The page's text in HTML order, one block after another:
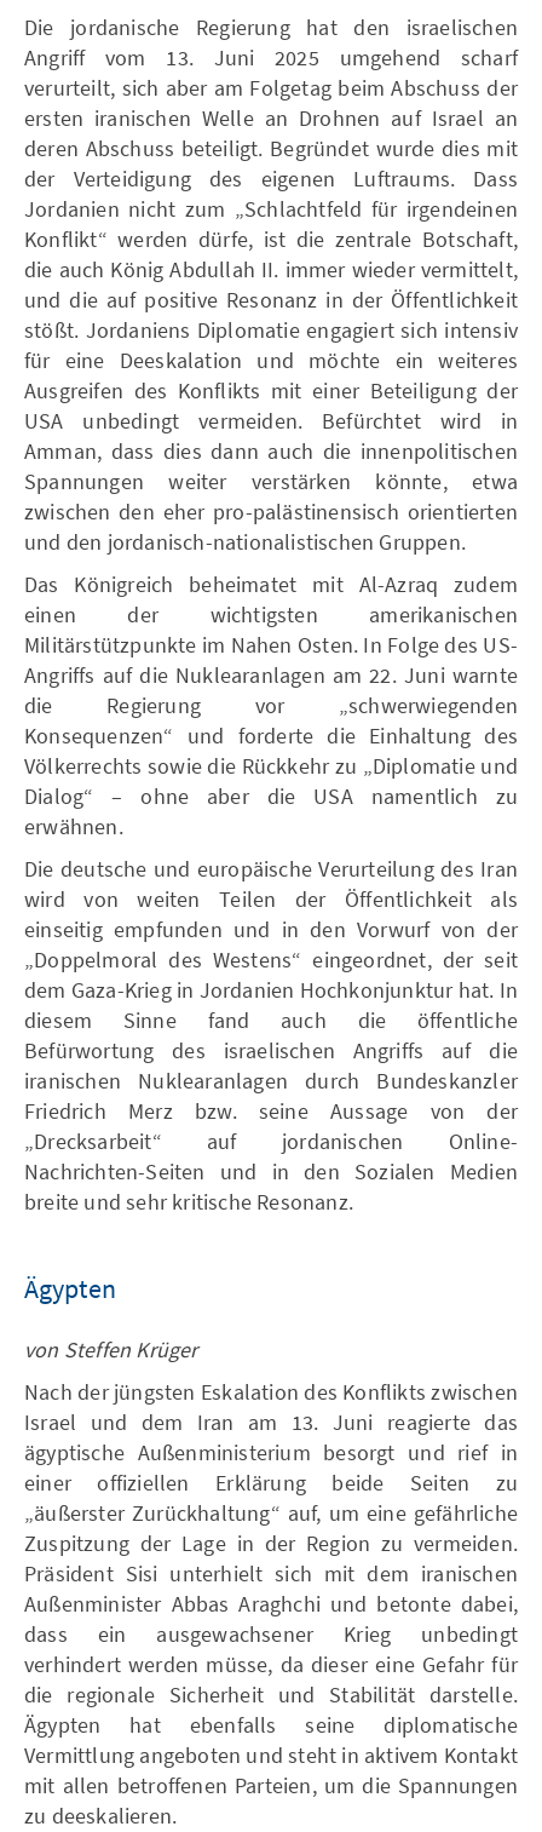
Die jordanische Regierung hat den israelischen
Angriff vom 13. Juni 2025 umgehend scharf
verurteilt, sich aber am Folgetag beim Abschuss der
ersten iranischen Welle an Drohnen auf Israel an
deren Abschuss beteiligt. Begründet wurde dies mit
der Verteidigung des eigenen Luftraums. Dass
Jordanien nicht zum „Schlachtfeld für irgendeinen
Konflikt“ werden dürfe, ist die zentrale Botschaft,
die auch König Abdullah II. immer wieder vermittelt,
und die auf positive Resonanz in der Öffentlichkeit
stößt. Jordaniens Diplomatie engagiert sich intensiv
für eine Deeskalation und möchte ein weiteres
Ausgreifen des Konflikts mit einer Beteiligung der
USA unbedingt vermeiden. Befürchtet wird in
Amman, dass dies dann auch die innenpolitischen
Spannungen weiter verstärken könnte, etwa
zwischen den eher pro-palästinensisch orientierten
und den jordanisch-nationalistischen Gruppen.
Das Königreich beheimatet mit Al-Azraq zudem
einen der wichtigsten amerikanischen
Militärstützpunkte im Nahen Osten. In Folge des US-
Angriffs auf die Nuklearanlagen am 22. Juni warnte
die Regierung vor „schwerwiegenden
Konsequenzen“ und forderte die Einhaltung des
Völkerrechts sowie die Rückkehr zu „Diplomatie und
Dialog“ – ohne aber die USA namentlich zu
erwähnen.
Die deutsche und europäische Verurteilung des Iran
wird von weiten Teilen der Öffentlichkeit als
einseitig empfunden und in den Vorwurf von der
„Doppelmoral des Westens“ eingeordnet, der seit
dem Gaza-Krieg in Jordanien Hochkonjunktur hat. In
diesem Sinne fand auch die öffentliche
Befürwortung des israelischen Angriffs auf die
iranischen Nuklearanlagen durch Bundeskanzler
Friedrich Merz bzw. seine Aussage von der
„Drecksarbeit“ auf jordanischen Online-
Nachrichten-Seiten und in den Sozialen Medien
breite und sehr kritische Resonanz.
Ägypten
von Steffen Krüger
Nach der jüngsten Eskalation des Konflikts zwischen
Israel und dem Iran am 13. Juni reagierte das
ägyptische Außenministerium besorgt und rief in
einer offiziellen Erklärung beide Seiten zu
„äußerster Zurückhaltung“ auf, um eine gefährliche
Zuspitzung der Lage in der Region zu vermeiden.
Präsident Sisi unterhielt sich mit dem iranischen
Außenminister Abbas Araghchi und betonte dabei,
dass ein ausgewachsener Krieg unbedingt
verhindert werden müsse, da dieser eine Gefahr für
die regionale Sicherheit und Stabilität darstelle.
Ägypten hat ebenfalls seine diplomatische
Vermittlung angeboten und steht in aktivem Kontakt
mit allen betroffenen Parteien, um die Spannungen
zu deeskalieren.